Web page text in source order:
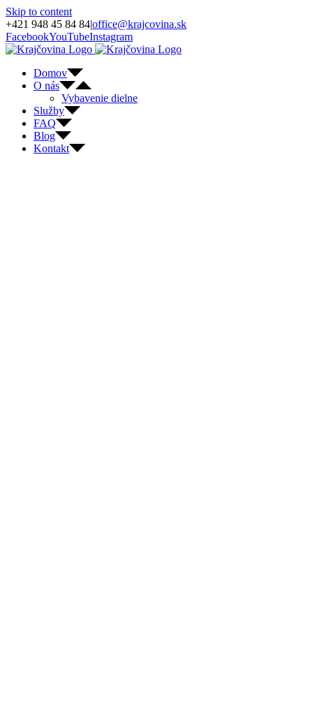
Skip to content
+421 948 45 84 84|office@krajcovina.sk
FacebookYouTubeInstagram
Domov
O nás
Vybavenie dielne
Služby
FAQ
Blog
Kontakt